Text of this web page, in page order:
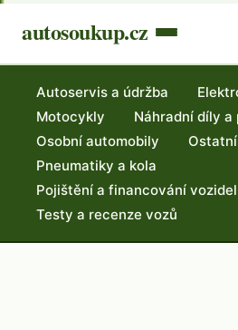
autosoukup.cz
Autoservis a údržba
Motocykly
Náhradní díly
Osobní automobily
Ostatní
Pneumatiky a kola
Pojištění a financování vozidel
Testy a recenze vozů